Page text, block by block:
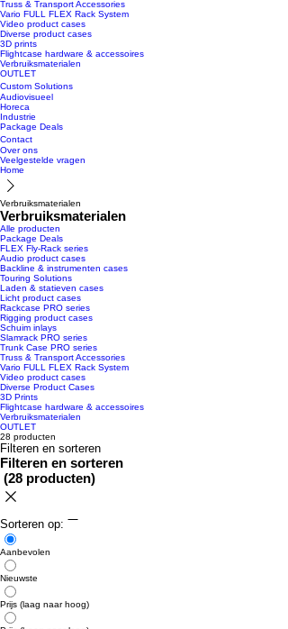
Truss & Transport Accessories
Vario FULL FLEX Rack System
Video product cases
Diverse product cases
3D prints
Flightcase hardware & accessoires
Verbruiksmaterialen
OUTLET
Custom Solutions
Audiovisueel
Horeca
Industrie
Package Deals
Contact
Over ons
Veelgestelde vragen
Home
Verbruiksmaterialen
Verbruiksmaterialen
Alle producten
Package Deals
FLEX Fly-Rack series
Audio product cases
Backline & instrumenten cases
Touring Solutions
Laden & statieven cases
Licht product cases
Rackcase PRO series
Rigging product cases
Schuim inlays
Slamrack PRO series
Trunk Case PRO series
Truss & Transport Accessories
Vario FULL FLEX Rack System
Video product cases
Diverse Product Cases
3D Prints
Flightcase hardware & accessoires
Verbruiksmaterialen
OUTLET
28 producten
Filteren en sorteren
Filteren en sorteren
(28 producten)
Sorteren op:
Aanbevolen
Nieuwste
Prijs (laag naar hoog)